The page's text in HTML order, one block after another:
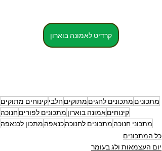
קרדיט לאמונה בוארון
מתכונים מתכונים לחגים מתוקיםחלביקינוחים מתוקים
קינוחיםאמונה בוארון מתכונים לפוריםחנוכה
מתכוני חנוכה מתכונים לחנוכהכנאפה מתכון לכנאפה
כל המתכונים
יום העצמאות ולג בעומר